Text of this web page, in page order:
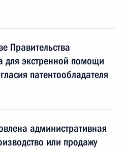
Правительства
для экстренной помощи
патентообладателя
административная
или продажу